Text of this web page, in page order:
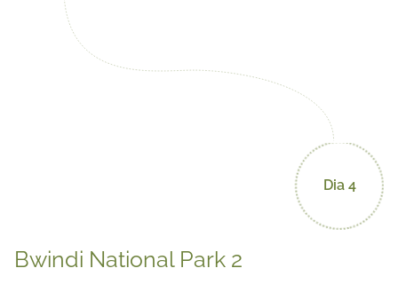
Dia 4
Bwindi National Park 2